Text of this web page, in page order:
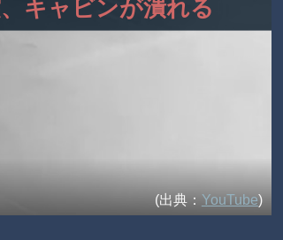
キャビンが潰れる
(出典： YouTube)